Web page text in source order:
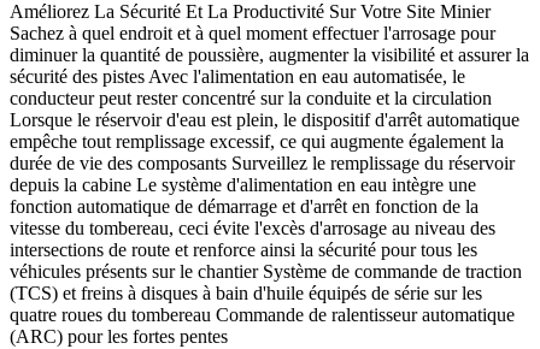
Améliorez La Sécurité Et La Productivité Sur Votre Site Minier
Sachez à quel endroit et à quel moment effectuer l'arrosage pour
diminuer la quantité de poussière, augmenter la visibilité et assurer la
sécurité des pistes Avec l'alimentation en eau automatisée, le
conducteur peut rester concentré sur la conduite et la circulation
Lorsque le réservoir d'eau est plein, le dispositif d'arrêt automatique
empêche tout remplissage excessif, ce qui augmente également la
durée de vie des composants Surveillez le remplissage du réservoir
depuis la cabine Le système d'alimentation en eau intègre une
fonction automatique de démarrage et d'arrêt en fonction de la
vitesse du tombereau, ceci évite l'excès d'arrosage au niveau des
intersections de route et renforce ainsi la sécurité pour tous les
véhicules présents sur le chantier Système de commande de traction
(TCS) et freins à disques à bain d'huile équipés de série sur les
quatre roues du tombereau Commande de ralentisseur automatique
(ARC) pour les fortes pentes